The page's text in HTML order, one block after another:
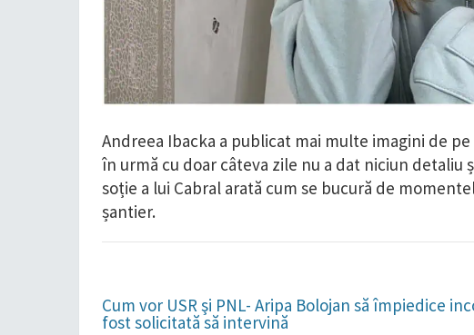
Andreea Ibacka a publicat mai multe imagini de
în urmă cu doar câteva zile nu a dat niciun
soție a lui Cabral arată cum se bucură de
șantier.
Cum vor USR şi PNL- Aripa Bolojan să împiedice
fost solicitată să intervină